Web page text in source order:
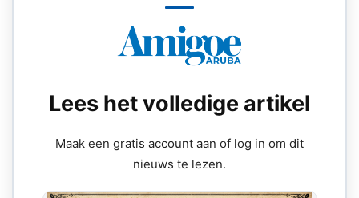
Lees het volledige artikel
Maak een gratis account aan of log in om dit
nieuws te lezen.